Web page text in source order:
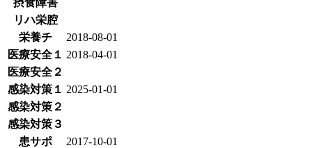
リハ栄腔
栄養チ
2018-08-01
医療安全１ 2018-04-01
医療安全２
感染対策１ 2025-01-01
感染対策２
感染対策３
患サポ
2017-10-01